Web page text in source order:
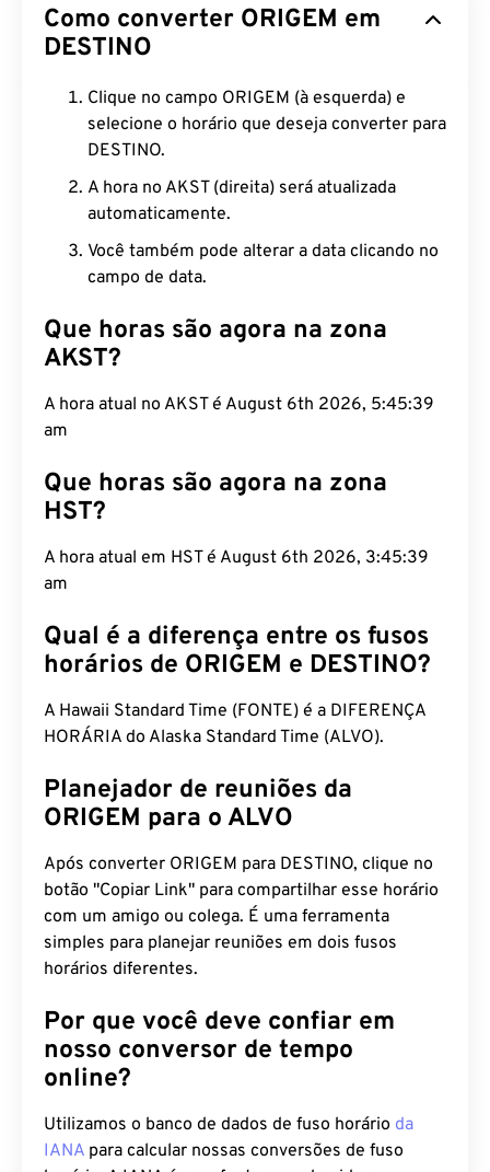
Como converter ORIGEM em
DESTINO
Clique no campo ORIGEM (à esquerda) e
selecione o horário que deseja converter para
DESTINO.
A hora no AKST (direita) será atualizada
automaticamente.
Você também pode alterar a data clicando no
campo de data.
Que horas são agora na zona
AKST?
A hora atual no AKST é August 6th 2026, 5:45:40
am
Que horas são agora na zona
HST?
A hora atual em HST é August 6th 2026, 3:45:40
am
Qual é a diferença entre os fusos
horários de ORIGEM e DESTINO?
A Hawaii Standard Time (FONTE) é a DIFERENÇA
HORÁRIA do Alaska Standard Time (ALVO).
Planejador de reuniões da
ORIGEM para o ALVO
Após converter ORIGEM para DESTINO, clique no
botão "Copiar Link" para compartilhar esse horário
com um amigo ou colega. É uma ferramenta
simples para planejar reuniões em dois fusos
horários diferentes.
Por que você deve confiar em
nosso conversor de tempo
online?
Utilizamos o banco de dados de fuso horário da
IANA para calcular nossas conversões de fuso